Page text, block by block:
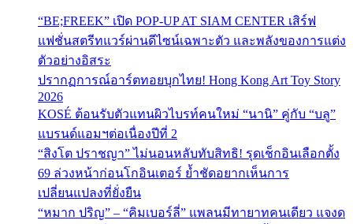
“BE;FREEK” เปิด POP-UP AT SIAM CENTER เสิร์ฟ
แฟชั่นสตรีทแวร์ผ่านดีไซน์เฉพาะตัว และพลังของการแต่ง
ตัวอย่างอิสระ
ปรากฏการณ์อาร์ตทอยบุกไทย! Hong Kong Art Toy Story
2026
KOSÉ ต้อนรับตัวแทนผิวไบรท์คนใหม่ “นานิ” คู่กับ “บลู”
แบรนด์แอมฯต่อเนื่องปีที่ 2
“สิงโต ปราชญา” ไม่นอนหลับทับสิทธิ! รุดเช็กอินเลือกตั้ง
69 ล่วงหน้าก่อนโกอินเตอร์ ย้ำชัดอยากเห็นการ
เปลี่ยนแปลงที่ยั่งยืน
“หมาก ปริญ” – “คิมเบอร์ลี่” แพลนมีทายาทคนเดียว แจงด